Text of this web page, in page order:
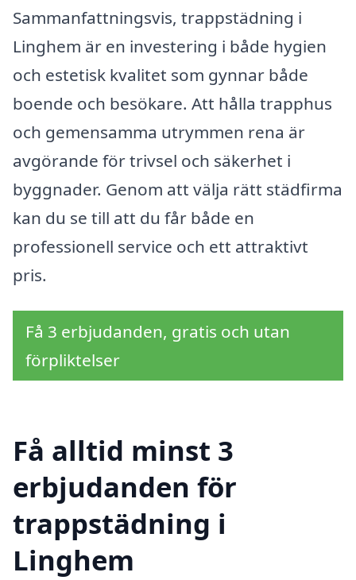
Sammanfattningsvis, trappstädning i
Linghem är en investering i både hygien
och estetisk kvalitet som gynnar både
boende och besökare. Att hålla trapphus
och gemensamma utrymmen rena är
avgörande för trivsel och säkerhet i
byggnader. Genom att välja rätt städfirma
kan du se till att du får både en
professionell service och ett attraktivt
pris.
Få 3 erbjudanden, gratis och utan
förpliktelser
Få alltid minst 3
erbjudanden för
trappstädning i
Linghem